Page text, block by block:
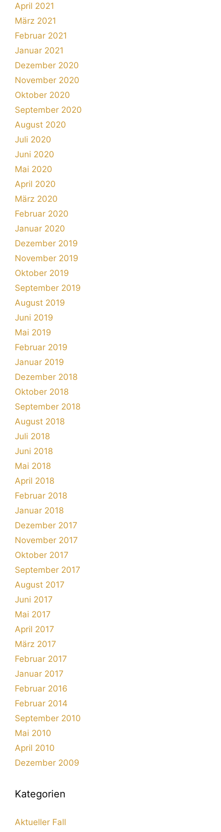
April 2021
März 2021
Februar 2021
Januar 2021
Dezember 2020
November 2020
Oktober 2020
September 2020
August 2020
Juli 2020
Juni 2020
Mai 2020
April 2020
März 2020
Februar 2020
Januar 2020
Dezember 2019
November 2019
Oktober 2019
September 2019
August 2019
Juni 2019
Mai 2019
Februar 2019
Januar 2019
Dezember 2018
Oktober 2018
September 2018
August 2018
Juli 2018
Juni 2018
Mai 2018
April 2018
Februar 2018
Januar 2018
Dezember 2017
November 2017
Oktober 2017
September 2017
August 2017
Juni 2017
Mai 2017
April 2017
März 2017
Februar 2017
Januar 2017
Februar 2016
Februar 2014
September 2010
Mai 2010
April 2010
Dezember 2009
Kategorien
Aktueller Fall